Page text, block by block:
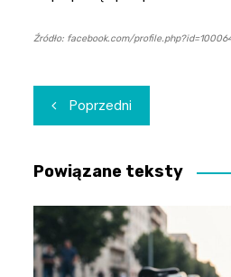
Źródło: facebook.com/
Nawigacja
wpisu
Poprzedni
Powiązane teksty